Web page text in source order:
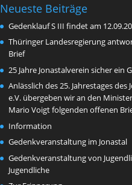
Neueste Beiträge
Gedenklauf S III findet am
Thüringer Landesregierung
Brief
25 Jahre Jonastalverein sicher ein
Anlässlich des 25. Jahrestages des
e.V. übergeben wir an den
Mario Voigt folgenden offenen
Information
Gedenkveranstaltung im Jonastal
Gedenkveranstaltung von
Jugendliche